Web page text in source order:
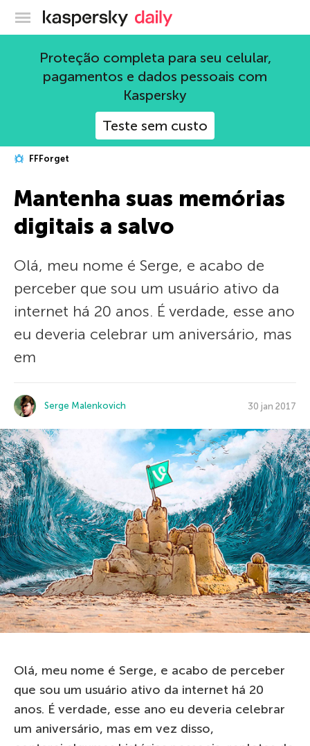
Blog oficial da Kaspersky
Proteção completa para seu celular,
pagamentos e dados pessoais com
Kaspersky
Teste sem custo
FFForget
Mantenha suas memórias
digitais a salvo
Olá, meu nome é Serge, e acabo de
perceber que sou um usuário ativo da
internet há 20 anos. É verdade, esse ano
eu deveria celebrar um aniversário, mas
em
Serge Malenkovich 30 jan 2017
Olá, meu nome é Serge, e acabo de perceber
que sou um usuário ativo da internet há 20
anos. É verdade, esse ano eu deveria celebrar
um aniversário, mas em vez disso,